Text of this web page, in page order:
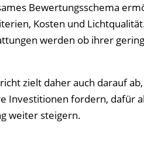
Bewertungsschema
Kosten und
werden ob ihrer
zielt daher auch darauf
Investitionen fordern, dafür
weiter steigern.